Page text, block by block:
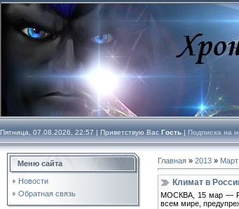
Пятница, 07.08.2026, 22:57 | Приветствую Вас Гость | Подписка на
Меню сайта
Новости
Обратная связь
Главная » 2013 » Март
Климат в
МОСКВА, 15 мар —
всем мире,